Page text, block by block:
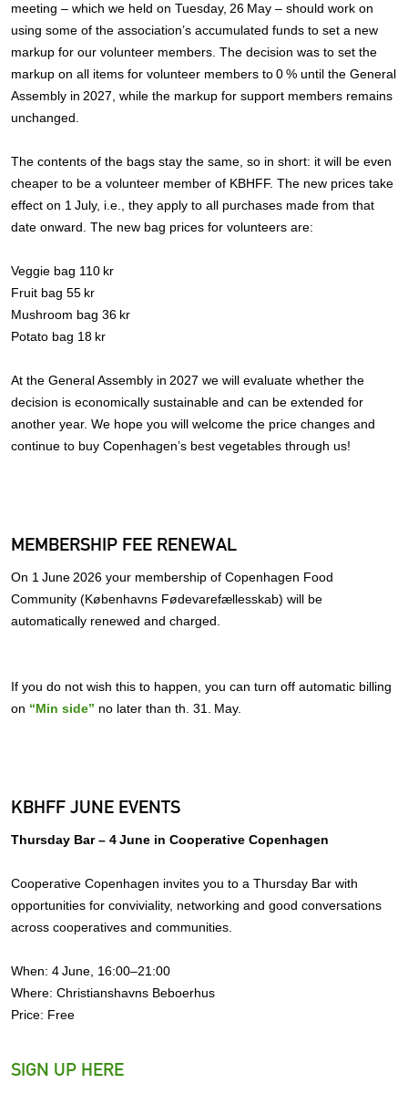
meeting – which we held on Tuesday, 26 May – should work on
using some of the association’s accumulated funds to set a new
markup for our volunteer members. The decision was to set the
markup on all items for volunteer members to 0 % until the General
Assembly in 2027, while the markup for support members remains
unchanged.
The contents of the bags stay the same, so in short: it will be even
cheaper to be a volunteer member of KBHFF. The new prices take
effect on 1 July, i.e., they apply to all purchases made from that
date onward. The new bag prices for volunteers are:
Veggie bag 110 kr
Fruit bag 55 kr
Mushroom bag 36 kr
Potato bag 18 kr
At the General Assembly in 2027 we will evaluate whether the
decision is economically sustainable and can be extended for
another year. We hope you will welcome the price changes and
continue to buy Copenhagen’s best vegetables through us!
MEMBERSHIP FEE RENEWAL
On 1 June 2026 your membership of Copenhagen Food
Community (Københavns Fødevarefællesskab) will be
automatically renewed and charged.
If you do not wish this to happen, you can turn off automatic billing
on “Min side” no later than th. 31. May.
KBHFF JUNE EVENTS
Thursday Bar – 4 June in Cooperative Copenhagen
Cooperative Copenhagen invites you to a Thursday Bar with
opportunities for conviviality, networking and good conversations
across cooperatives and communities.
When: 4 June, 16:00–21:00
Where: Christianshavns Beboerhus
Price: Free
SIGN UP HERE